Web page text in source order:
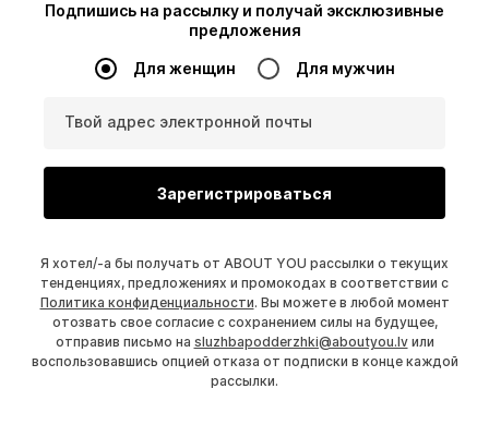
Подпишись на рассылку и получай эксклюзивные
предложения
Для женщин Для мужчин
Твой адрес электронной почты
Зарегистрироваться
Я хотел/-а бы получать от ABOUT YOU рассылки о текущих
тенденциях, предложениях и промокодах в соответствии с
Политика конфиденциальности. Вы можете в любой момент
отозвать свое согласие с сохранением силы на будущее,
отправив письмо на sluzhbapodderzhki@aboutyou.lvили
воспользовавшись опцией отказа от подписки в конце каждой
рассылки.